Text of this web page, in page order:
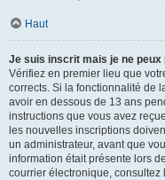
Haut
Je suis inscrit mais je ne peux
Vérifiez en premier lieu que
corrects. Si la fonctionnalité de
avoir en dessous de 13 ans
instructions que vous avez
les nouvelles inscriptions
un administrateur, avant que
information était présente lors
courrier électronique, consultez